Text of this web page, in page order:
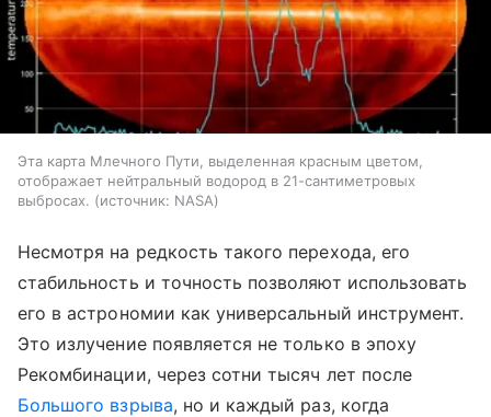
Эта карта Млечного Пути, выделенная красным цветом,
отображает нейтральный водород в 21-сантиметровых
выбросах.
источник: NASA
Несмотря на редкость такого перехода, его
стабильность и точность позволяют использовать
его в астрономии как универсальный инструмент.
Это излучение появляется не только в эпоху
Рекомбинации, через сотни тысяч лет после
Большого взрыва, но и каждый раз, когда